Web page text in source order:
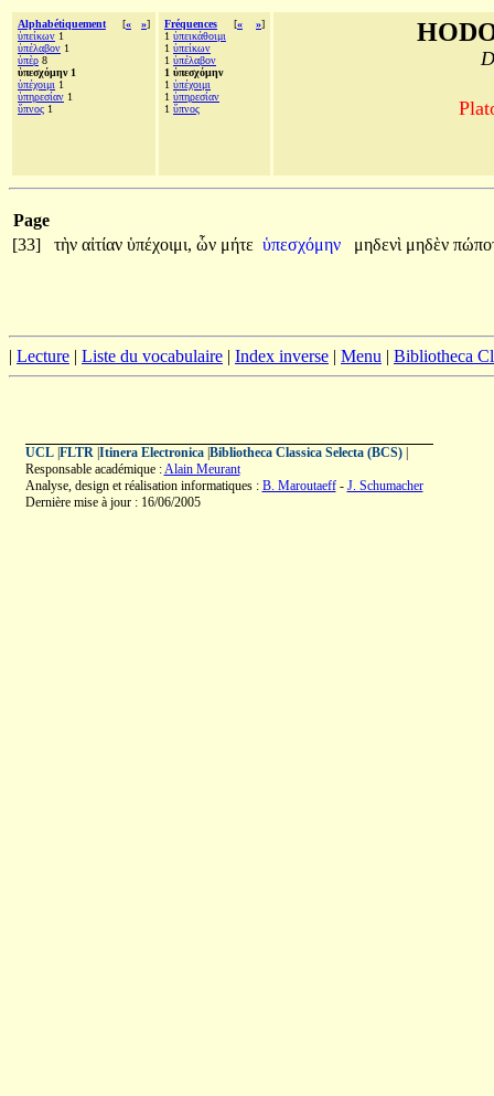
Alphabétiquement [« »]
ὑπείκων 1
ὑπέλαβον 1
ὑπὲρ 8
ὑπεσχόμην 1
ὑπέχοιμι 1
ὑπηρεσίαν 1
ὕπνος 1
Fréquences [« »]
1 ὑπεικάθοιμι
1 ὑπείκων
1 ὑπέλαβον
1 ὑπεσχόμην
1 ὑπέχοιμι
1 ὑπηρεσίαν
1 ὕπνος
Page
[33]
τὴν αἰτίαν ὑπέχοιμι, ὧν μήτε ὑπεσχόμην μηδενὶ μηδὲν
| Lecture | Liste du vocabulaire | Index inverse | Menu | Bibliotheca
UCL| FLTR| Itinera Electronica| Bibliotheca Classica Selecta (BCS)|
Responsable académique :Alain Meurant
Analyse, design et réalisation informatiques : B. Maroutaeff- J. Schumacher
Dernière mise à jour : 16/06/2005